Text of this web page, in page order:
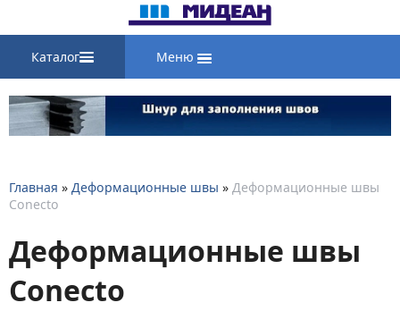
Каталог Меню
Главная » Деформационные швы » Деформационные швы
Conecto
Деформационные швы
Conecto